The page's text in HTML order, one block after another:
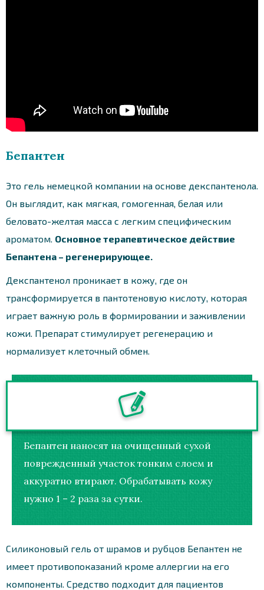
Бепантен
Это гель немецкой компании на основе декспантенола.
Он выглядит, как мягкая, гомогенная, белая или
беловато-желтая масса с легким специфическим
ароматом. Основное терапевтическое действие
Бепантена – регенерирующее.
Декспантенол проникает в кожу, где он
трансформируется в пантотеновую кислоту, которая
играет важную роль в формировании и заживлении
кожи. Препарат стимулирует регенерацию и
нормализует клеточный обмен.
Бепантен наносят на очищенный сухой
поврежденный участок тонким слоем и
аккуратно втирают. Обрабатывать кожу
нужно 1 – 2 раза за сутки.
Силиконовый гель от шрамов и рубцов Бепантен не
имеет противопоказаний кроме аллергии на его
компоненты. Средство подходит для пациентов